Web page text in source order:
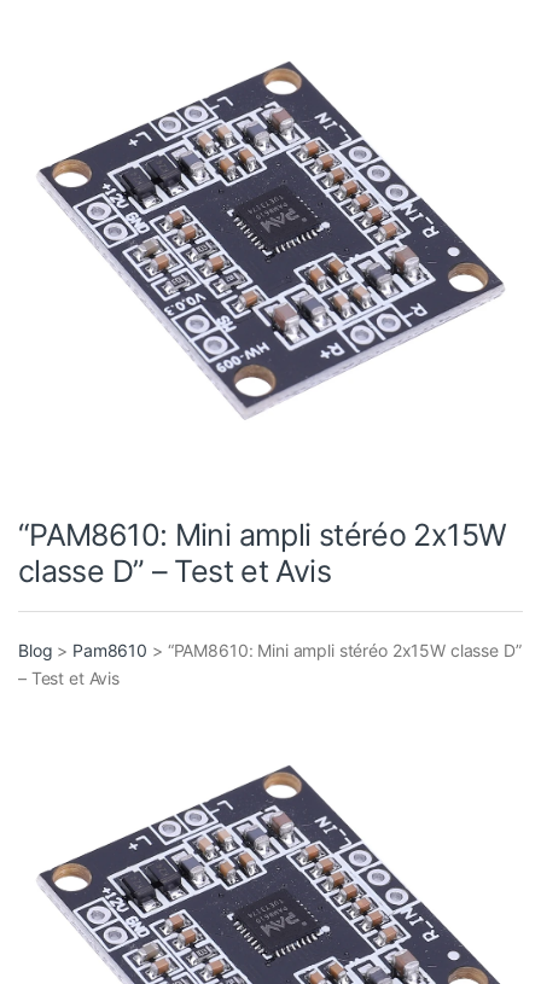
“PAM8610: Mini ampli stéréo 2x15W
classe D” – Test et Avis
Blog > Pam8610 > “PAM8610: Mini ampli stéréo 2x15W classe D”
– Test et Avis